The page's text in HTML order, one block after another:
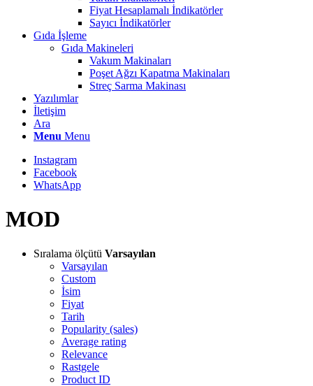
Fiyat Hesaplamalı İndikatörler
Sayıcı İndikatörler
Gıda İşleme
Gıda Makineleri
Vakum Makinaları
Poşet Ağzı Kapatma Makinaları
Streç Sarma Makinası
Yazılımlar
İletişim
Ara
Menu Menu
Instagram
Facebook
WhatsApp
MOD
Sıralama ölçütü Varsayılan
Varsayılan
Custom
İsim
Fiyat
Tarih
Popularity (sales)
Average rating
Relevance
Rastgele
Product ID